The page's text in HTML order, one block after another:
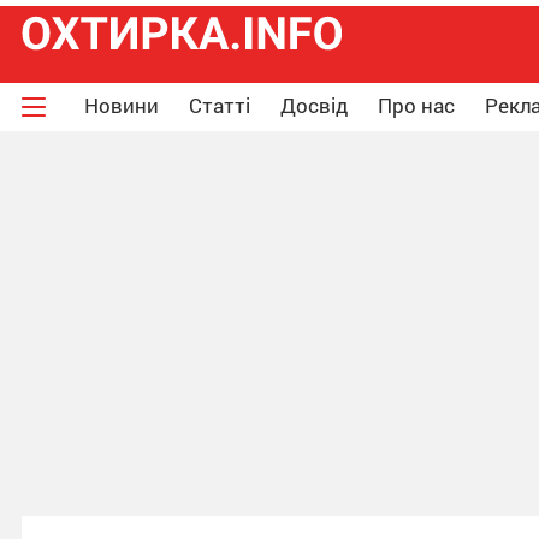
Новини Статті Досвід Про нас